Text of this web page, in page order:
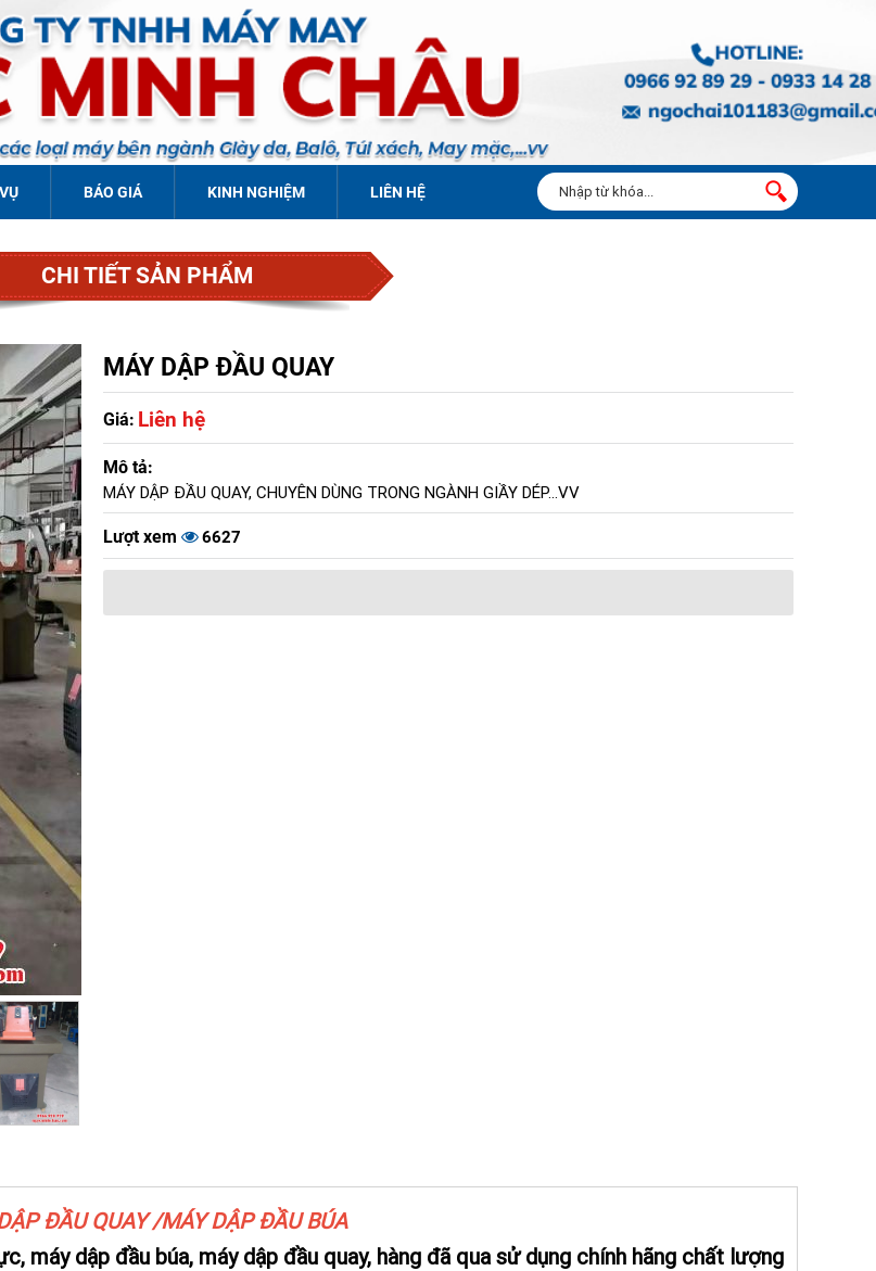
BÁO GIÁ KINH NGHIỆM LIÊN HỆ
CHI TIẾT SẢN PHẨM
MÁY DẬP ĐẦU QUAY
Giá: Liên hệ
Mô tả:
MÁY DẬP ĐẦU QUAY, CHUYÊN DÙNG TRONG NGÀNH GIẦY DÉP...VV
Lượt xem 6627
ĐẦU QUAY /MÁY DẬP ĐẦU BÚA
máy dập đầu búa, máy dập đầu quay, hàng đã qua sử dụng chính hãng chất lượng